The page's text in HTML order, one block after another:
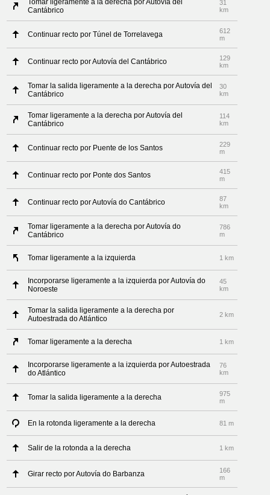
Tomar ligeramente a la derecha por Autovía del
Cantábrico
31
km
Continuar recto por Túnel de Torrelavega
612
m
Continuar recto por Autovía del Cantábrico
129
km
Tomar la salida ligeramente a la derecha por Autovía del
Cantábrico
30
km
Tomar ligeramente a la derecha por Autovía del
Cantábrico
114
km
Continuar recto por Puente de los Santos
229
m
Continuar recto por Ponte dos Santos
415
m
Continuar recto por Autovía do Cantábrico
87
km
Tomar ligeramente a la derecha por Autovía do
Cantábrico
786
m
Tomar ligeramente a la izquierda 1 km
Incorporarse ligeramente a la izquierda por Autovía do
Noroeste
45
km
Tomar la salida ligeramente a la derecha por
Autoestrada do Atlántico
2 km
Tomar ligeramente a la derecha 1 km
Incorporarse ligeramente a la izquierda por Autoestrada
do Atlántico
76
km
Tomar la salida ligeramente a la derecha
975
m
En la rotonda ligeramente a la derecha 81 m
Salir de la rotonda a la derecha 1 km
Girar recto por Autovía do Barbanza
166
m